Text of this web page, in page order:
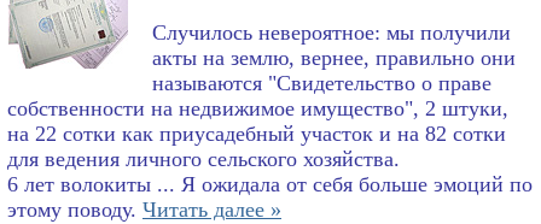
Случилось невероятное: мы получили
акты на землю, вернее, правильно они
называются "Свидетельство о праве
собственности на недвижимое имущество", 2 штуки,
на 22 сотки как приусадебный участок и на 82 сотки
для ведения личного сельского хозяйства.
6 лет волокиты ... Я ожидала от себя больше эмоций по
этому поводу. Читать далее »